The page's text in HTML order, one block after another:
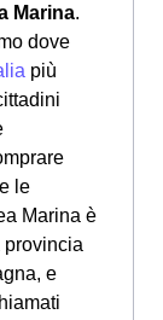
Marina.
dove
più
le
Marina è
provincia
e